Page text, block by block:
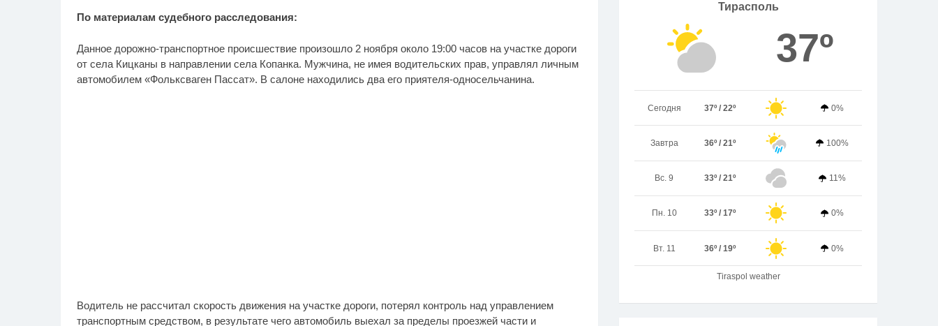
По материалам судебного расследования:
Данное дорожно-транспортное происшествие произошло 2 ноября около 19:00 часов на участке дороги
от села Кицканы в направлении села Копанка. Мужчина, не имея водительских прав, управлял личным
автомобилем «Фольксваген Пассат». В салоне находились два его приятеля-односельчанина.
Водитель не рассчитал скорость движения на участке дороги, потерял контроль над управлением
транспортным средством, в результате чего автомобиль выехал за пределы проезжей части и
Тирасполь
37º
Сегодня 37º / 22º 0%
Завтра 36º / 21º 100%
Вс. 9 33º / 21º 11%
Пн. 10 33º / 17º 0%
Вт. 11 36º / 19º 0%
Tiraspol weather